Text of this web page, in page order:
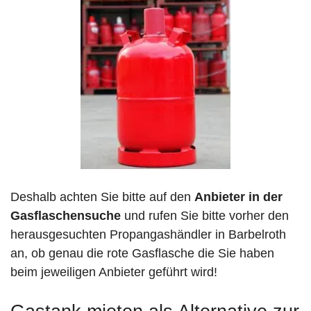
Deshalb achten Sie bitte auf den Anbieter in der
Gasflaschensuche und rufen Sie bitte vorher den
herausgesuchten Propangashändler in Barbelroth
an, ob genau die rote Gasflasche die Sie haben
beim jeweiligen Anbieter geführt wird!